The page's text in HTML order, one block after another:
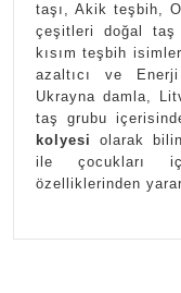
taşı, Akik teşbih,
çeşitleri doğal
kısım teşbih
azaltıcı ve
Ukrayna damla,
taş grubu
kolyesi
olarak
ile çocukları
özelliklerinden